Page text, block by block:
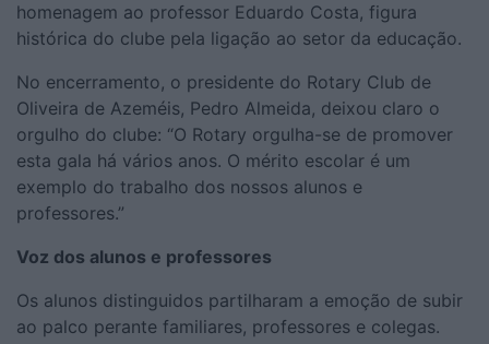
homenagem ao professor Eduardo Costa, figura
histórica do clube pela ligação ao setor da educação.
No encerramento, o presidente do Rotary Club de
Oliveira de Azeméis, Pedro Almeida, deixou claro o
orgulho do clube: “O Rotary orgulha-se de promover
esta gala há vários anos. O mérito escolar é um
exemplo do trabalho dos nossos alunos e
professores.”
Voz dos alunos e professores
Os alunos distinguidos partilharam a emoção de subir
ao palco perante familiares, professores e colegas.